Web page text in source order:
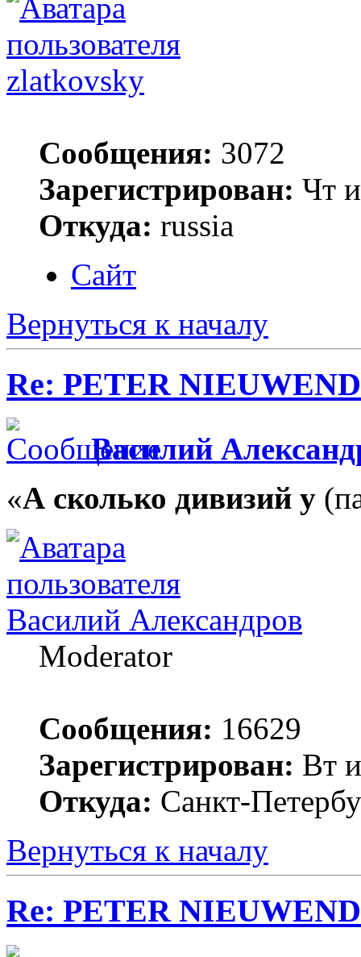
zlatkovsky
Сообщения: 3072
Зарегистрирован: Чт
Откуда: russia
Сайт
Вернуться к началу
Re: PETER
Василий
«А сколько дивизий у
Василий Александров
Moderator
Сообщения: 16629
Зарегистрирован: Вт
Откуда: Санкт-
Вернуться к началу
Re: PETER